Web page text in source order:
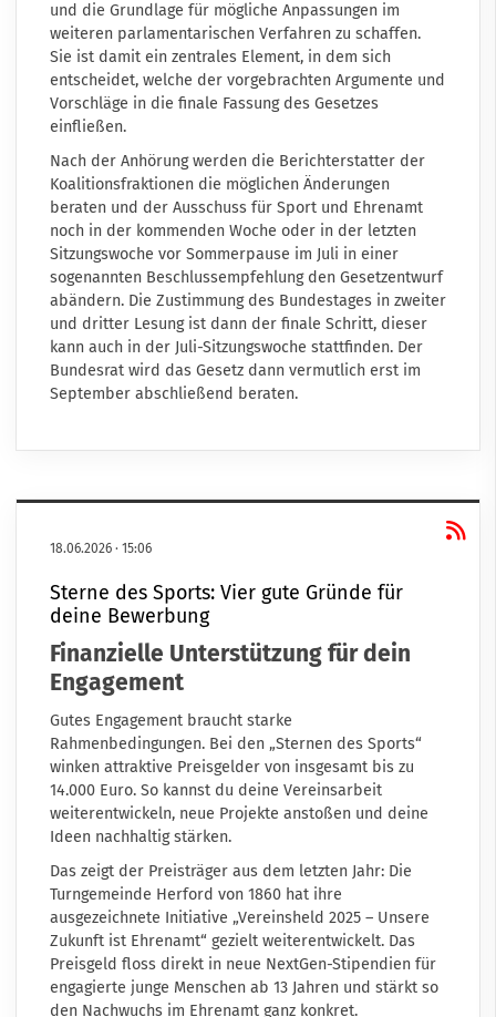
und die Grundlage für mögliche Anpassungen im
weiteren parlamentarischen Verfahren zu schaffen.
Sie ist damit ein zentrales Element, in dem sich
entscheidet, welche der vorgebrachten Argumente und
Vorschläge in die finale Fassung des Gesetzes
einfließen.
Nach der Anhörung werden die Berichterstatter der
Koalitionsfraktionen die möglichen Änderungen
beraten und der Ausschuss für Sport und Ehrenamt
noch in der kommenden Woche oder in der letzten
Sitzungswoche vor Sommerpause im Juli in einer
sogenannten Beschlussempfehlung den Gesetzentwurf
abändern. Die Zustimmung des Bundestages in zweiter
und dritter Lesung ist dann der finale Schritt, dieser
kann auch in der Juli-Sitzungswoche stattfinden. Der
Bundesrat wird das Gesetz dann vermutlich erst im
September abschließend beraten.
18.06.2026 · 15:06
Sterne des Sports: Vier gute Gründe für
deine Bewerbung
Finanzielle Unterstützung für dein
Engagement
Gutes Engagement braucht starke
Rahmenbedingungen. Bei den „Sternen des Sports“
winken attraktive Preisgelder von insgesamt bis zu
14.000 Euro. So kannst du deine Vereinsarbeit
weiterentwickeln, neue Projekte anstoßen und deine
Ideen nachhaltig stärken.
Das zeigt der Preisträger aus dem letzten Jahr: Die
Turngemeinde Herford von 1860 hat ihre
ausgezeichnete Initiative „Vereinsheld 2025 – Unsere
Zukunft ist Ehrenamt“ gezielt weiterentwickelt. Das
Preisgeld floss direkt in neue NextGen-Stipendien für
engagierte junge Menschen ab 13 Jahren und stärkt so
den Nachwuchs im Ehrenamt ganz konkret.